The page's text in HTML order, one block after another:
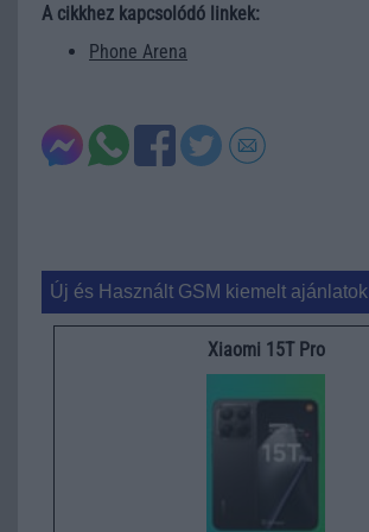
A cikkhez kapcsolódó linkek:
Phone Arena
Új és Használt GSM kiemelt ajánlatok
Xiaomi 15T Pro